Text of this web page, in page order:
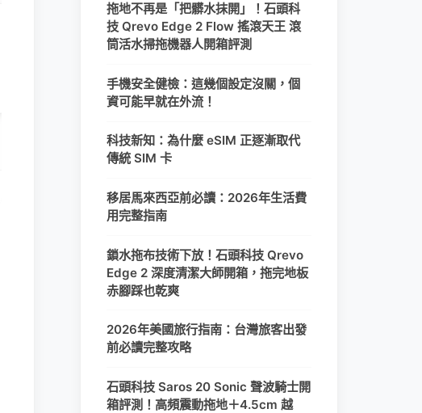
拖地不再是「把髒水抹開」！石頭科
技 Qrevo Edge 2 Flow 搖滾天王 滾
筒活水掃拖機器人開箱評測
手機安全健檢：這幾個設定沒關，個
資可能早就在外流！
科技新知：為什麼 eSIM 正逐漸取代
傳統 SIM 卡
移居馬來西亞前必讀：2026年生活費
用完整指南
鎖水拖布技術下放！石頭科技 Qrevo
Edge 2 深度清潔大師開箱，拖完地板
赤腳踩也乾爽
2026年美國旅行指南：台灣旅客出發
前必讀完整攻略
石頭科技 Saros 20 Sonic 聲波騎士開
箱評測！高頻震動拖地＋4.5cm 越